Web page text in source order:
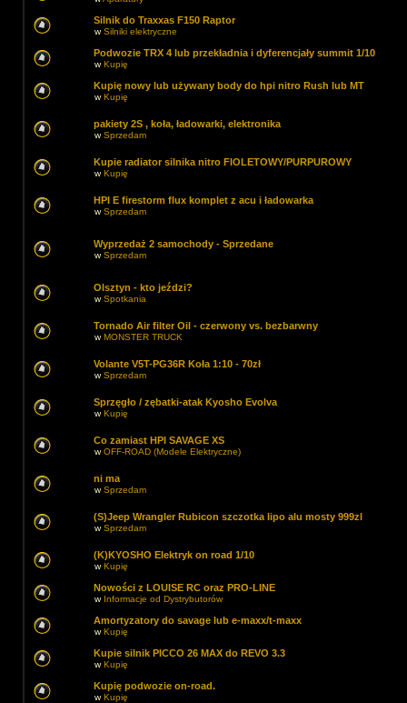
Silnik do Traxxas F150 Raptor
wSilniki elektryczne
Podwozie TRX 4 lub przekładnia i dyferencjały summit 1/10
wKupię
Kupię nowy lub używany body do hpi nitro Rush lub MT
wKupię
pakiety 2S , koła, ładowarki, elektronika
wSprzedam
Kupie radiator silnika nitro FIOLETOWY/PURPUROWY
wKupię
HPI E firestorm flux komplet z acu i ładowarka
wSprzedam
Wyprzedaż 2 samochody - Sprzedane
wSprzedam
Olsztyn - kto jeździ?
wSpotkania
Tornado Air filter Oil - czerwony vs. bezbarwny
wMONSTER TRUCK
Volante V5T-PG36R Koła 1:10 - 70zł
wSprzedam
Sprzęgło / zębatki-atak Kyosho Evolva
wKupię
Co zamiast HPI SAVAGE XS
wOFF-ROAD (Modele Elektryczne)
ni ma
wSprzedam
(S)Jeep Wrangler Rubicon szczotka lipo alu mosty 999zl
wSprzedam
(K)KYOSHO Elektryk on road 1/10
wKupię
Nowości z LOUISE RC oraz PRO-LINE
w Informacje od Dystrybutorów
Amortyzatory do savage lub e-maxx/t-maxx
wKupię
Kupie silnik PICCO 26 MAX do REVO 3.3
wKupię
Kupię podwozie on-road.
wKupię